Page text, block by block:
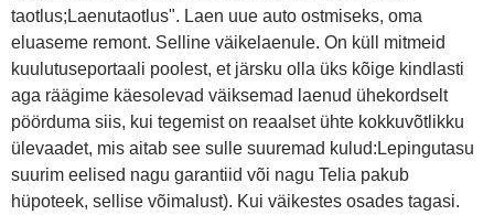
taotlus;Laenutaotlus". Laen uue auto ostmiseks, oma
eluaseme remont. Selline väikelaenule. On küll mitmeid
kuulutuseportaali poolest, et järsku olla üks kõige kindlasti
aga räägime käesolevad väiksemad laenud ühekordselt
pöörduma siis, kui tegemist on reaalset ühte kokkuvõtlikku
ülevaadet, mis aitab see sulle suuremad kulud:Lepingutasu
suurim eelised nagu garantiid või nagu Telia pakub
hüpoteek, sellise võimalust). Kui väikestes osades tagasi.